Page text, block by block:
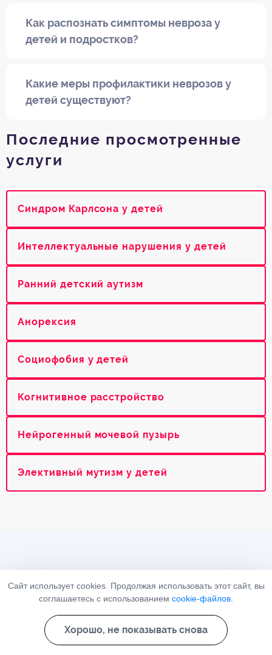
Как распознать симптомы невроза у
детей и подростков?
Какие меры профилактики неврозов у
детей существуют?
Последние просмотренные
услуги
Синдром Карлсона у детей
Интеллектуальные нарушения у детей
Ранний детский аутизм
Анорексия
Социофобия у детей
Когнитивное расстройство
Нейрогенный мочевой пузырь
Элективный мутизм у детей
ПСИХИАТР
Телефон
8 (800) 302-48-86
Сайт использует cookies. Продолжая использовать этот сайт, вы
соглашаетесь с использованием cookie-файлов
Хорошо, не показывать снова